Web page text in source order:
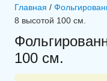
Главная /
8 высотой 100 см.
100 см.